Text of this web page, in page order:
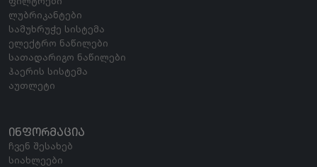
ლუბრიკანტები
სამუხრუჭე სისტემა
ელექტრო ნაწილები
სათადარიგო ნაწილები
ჰაერის სისტემა
აუთლეტი
ᲘᲜᲤᲝᲠᲛᲐᲪᲘᲐ
ჩვენ შესახებ
სიახლეები